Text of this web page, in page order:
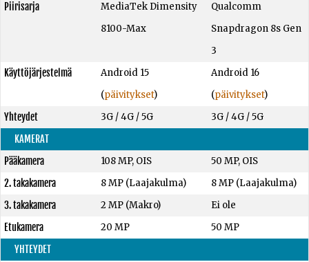
Piirisarja
MediaTek Dimensity
8100-Max
Qualcomm
Snapdragon 8s Gen
3
Käyttöjärjestelmä
Android 15
(päivitykset)
Android 16
(päivitykset)
Yhteydet
3G / 4G / 5G
3G / 4G / 5G
KAMERAT
Pääkamera
108 MP, OIS
50 MP, OIS
2. takakamera
8 MP (Laajakulma)
8 MP (Laajakulma)
3. takakamera
2 MP (Makro)
Ei ole
Etukamera
20 MP
50 MP
YHTEYDET